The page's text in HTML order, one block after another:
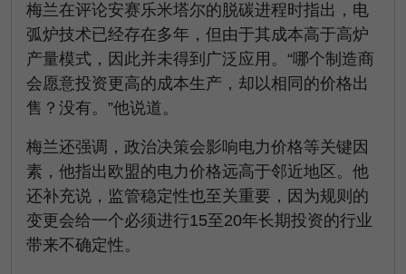
梅兰在评论安赛乐米塔尔的脱碳进程时指出，电
弧炉技术已经存在多年，但由于其成本高于高炉
产量模式，因此并未得到广泛应用。“哪个制造商
会愿意投资更高的成本生产，却以相同的价格出
售？没有。”他说道。
梅兰还强调，政治决策会影响电力价格等关键因
素，他指出欧盟的电力价格远高于邻近地区。他
还补充说，监管稳定性也至关重要，因为规则的
变更会给一个必须进行15至20年长期投资的行业
带来不确定性。